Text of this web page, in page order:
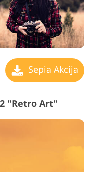
Sepia Akcija
"Retro Art"